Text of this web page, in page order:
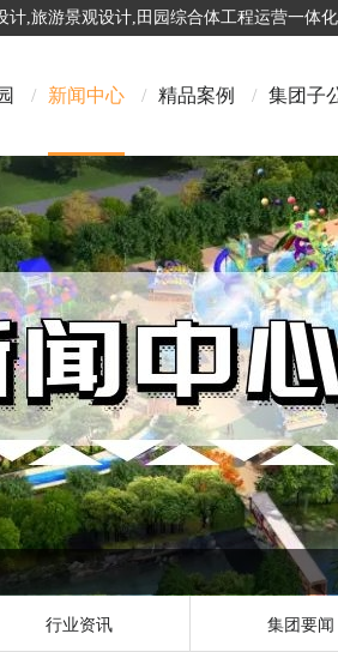
,旅游景观设计,田园综合体工程运营一体
/ 新闻中心 / 精品案例 / 集团子
行业资讯 集团要闻